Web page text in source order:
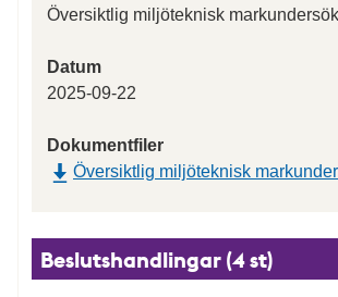
Översiktlig miljöteknisk
Datum
2025-09-22
Dokumentfiler
Översiktlig miljöteknisk
Beslutshandlingar (4 st)